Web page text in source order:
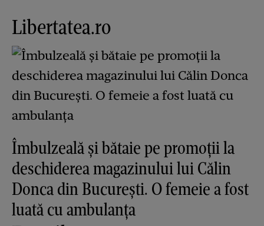
Libertatea.ro
Îmbulzeală și bătaie pe promoții la
deschiderea magazinului lui Călin
Donca din București. O femeie a fost
luată cu ambulanța